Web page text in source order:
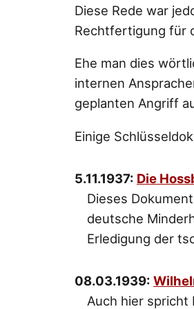
Diese Rede war
Rechtfertigung für
Ehe man dies
internen
geplanten Angriff
Einige
5.11.1937: Die
Dieses
deutsche
Erledigung der
08.03.1939:
Auch hier spricht